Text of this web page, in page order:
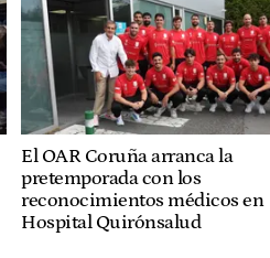
El OAR Coruña arranca la
pretemporada con los
reconocimientos médicos en
Hospital Quirónsalud